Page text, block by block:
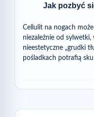
Jak pozbyć
Cellulit na nogach
niezależnie od
nieestetyczne „grudki
pośladkach potrafią sku